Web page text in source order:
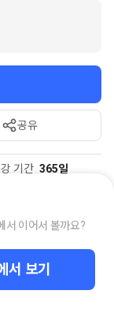
공유
기간 365일
서 이어서 볼까요?
서 보기